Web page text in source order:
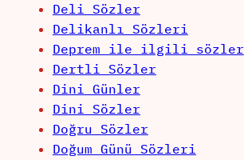
Deli Sözler
Delikanlı Sözleri
Deprem ile ilgili sözler
Dertli Sözler
Dini Günler
Dini Sözler
Doğru Sözler
Doğum Günü Sözleri